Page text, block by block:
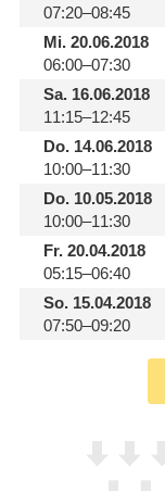
07:20–08:45
Mi.20.06.2018
06:00–07:30
Sa.16.06.2018
11:15–12:45
Do.14.06.2018
10:00–11:30
Do.10.05.2018
10:00–11:30
Fr.20.04.2018
05:15–06:40
So.15.04.2018
07:50–09:20